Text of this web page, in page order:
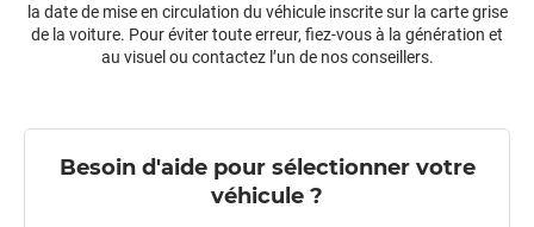
la date de mise en circulation du véhicule inscrite sur la carte grise
de la voiture. Pour éviter toute erreur, fiez-vous à la génération et
au visuel ou contactez l’un de nos conseillers.
Besoin d'aide pour sélectionner votre
véhicule ?